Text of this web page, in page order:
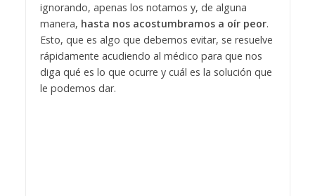
ignorando, apenas los notamos y, de alguna
manera, hasta nos acostumbramos a oír peor.
Esto, que es algo que debemos evitar, se resuelve
rápidamente acudiendo al médico para que nos
diga qué es lo que ocurre y cuál es la solución que
le podemos dar.